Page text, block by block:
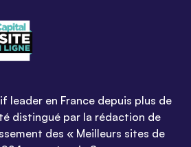
leader en France depuis plus de
distingué par la rédaction de
des « Meilleurs sites de